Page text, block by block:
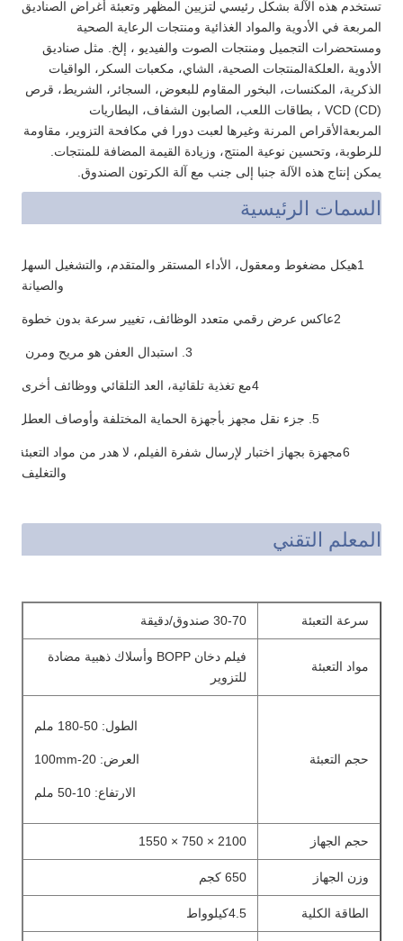
تستخدم هذه الآلة بشكل رئيسي لتزيين المظهر وتعبئة أغراض الصناديق
المربعة في الأدوية والمواد الغذائية ومنتجات الرعاية الصحية
ومستحضرات التجميل ومنتجات الصوت والفيديو ، إلخ. مثل صناديق
الأدوية ،العلكةالمنتجات الصحية، الشاي، مكعبات السكر، الواقيات
الذكرية، المكنسات، البخور المقاوم للبعوض، السجائر، الشريط، قرص
VCD (CD) ، بطاقات اللعب، الصابون الشفاف، البطاريات
المربعةالأقراص المرنة وغيرها لعبت دورا في مكافحة التزوير، مقاومة
للرطوبة، وتحسين نوعية المنتج، وزيادة القيمة المضافة للمنتجات.
يمكن إنتاج هذه الآلة جنبا إلى جنب مع آلة الكرتون الصندوق.
السمات الرئيسية
1هيكل مضغوط ومعقول، الأداء المستقر والمتقدم، والتشغيل السهل
والصيانة؛
2عاكس عرض رقمي متعدد الوظائف، تغيير سرعة بدون خطوة.
3. استبدال العفن هو مريح ومرن ؛
4مع تغذية تلقائية، العد التلقائي ووظائف أخرى؛
5. جزء نقل مجهز بأجهزة الحماية المختلفة وأوصاف العطل
6مجهزة بجهاز اختبار لإرسال شفرة الفيلم، لا هدر من مواد التعبئة
والتغليف.
المعلم التقني
سرعة التعبئة 30-70 صندوق/دقيقة
مواد التعبئة
فيلم دخان BOPP وأسلاك ذهبية مضادة
للتزوير
حجم التعبئة
الطول: 50-180 ملم
العرض: 20-100mm
الارتفاع: 10-50 ملم
حجم الجهاز 2100 × 750 × 1550
وزن الجهاز 650 كجم
الطاقة الكلية 4.5كيلوواط